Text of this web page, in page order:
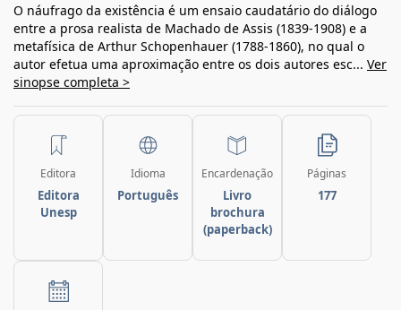
O náufrago da existência é um ensaio caudatário do diálogo
entre a prosa realista de Machado de Assis (1839-1908) e a
metafísica de Arthur Schopenhauer (1788-1860), no qual o
autor efetua uma aproximação entre os dois autores esc... Ver
sinopse completa >
Editora
Editora
Unesp
Idioma
Português
Encardenação
Livro
brochura
(paperback)
Páginas
177